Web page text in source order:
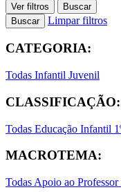
Ver filtros
Buscar
Buscar
Limpar filtros
CATEGORIA:
Todas Infantil Juvenil
CLASSIFICAÇÃO:
Todas Educação Infantil
MACROTEMA:
Todas Apoio ao Professor